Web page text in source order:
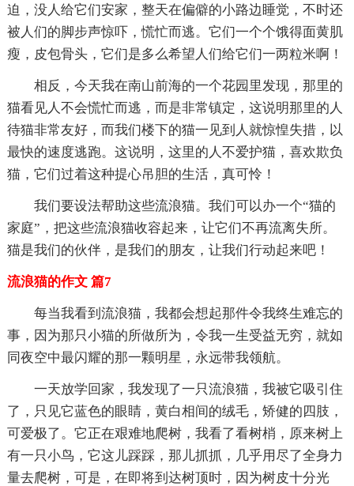
迫，没人给它们安家，整天在偏僻的小路边睡觉，不时还
被人们的脚步声惊吓，慌忙而逃。它们一个个饿得面黄肌
瘦，皮包骨头，它们是多么希望人们给它们一两粒米啊！
相反，今天我在南山前海的一个花园里发现，那里的
猫看见人不会慌忙而逃，而是非常镇定，这说明那里的人
待猫非常友好，而我们楼下的猫一见到人就惊惶失措，以
最快的速度逃跑。这说明，这里的人不爱护猫，喜欢欺负
猫，它们过着这种提心吊胆的生活，真可怜！
我们要设法帮助这些流浪猫。我们可以办一个“猫的
家庭”，把这些流浪猫收容起来，让它们不再流离失所。
猫是我们的伙伴，是我们的朋友，让我们行动起来吧！
流浪猫的作文 篇7
每当我看到流浪猫，我都会想起那件令我终生难忘的
事，因为那只小猫的所做所为，令我一生受益无穷，就如
同夜空中最闪耀的那一颗明星，永远带我领航。
一天放学回家，我发现了一只流浪猫，我被它吸引住
了，只见它蓝色的眼睛，黄白相间的绒毛，矫健的四肢，
可爱极了。它正在艰难地爬树，我看了看树梢，原来树上
有一只小鸟，它这儿踩踩，那儿抓抓，几乎用尽了全身力
量去爬树，可是，在即将到达树顶时，因为树皮十分光